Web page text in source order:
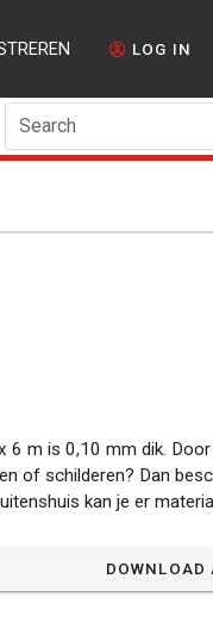
LOG IN
Search
m is 0,10 mm dik.
of schilderen? Dan
kan je er
DOWNLOAD